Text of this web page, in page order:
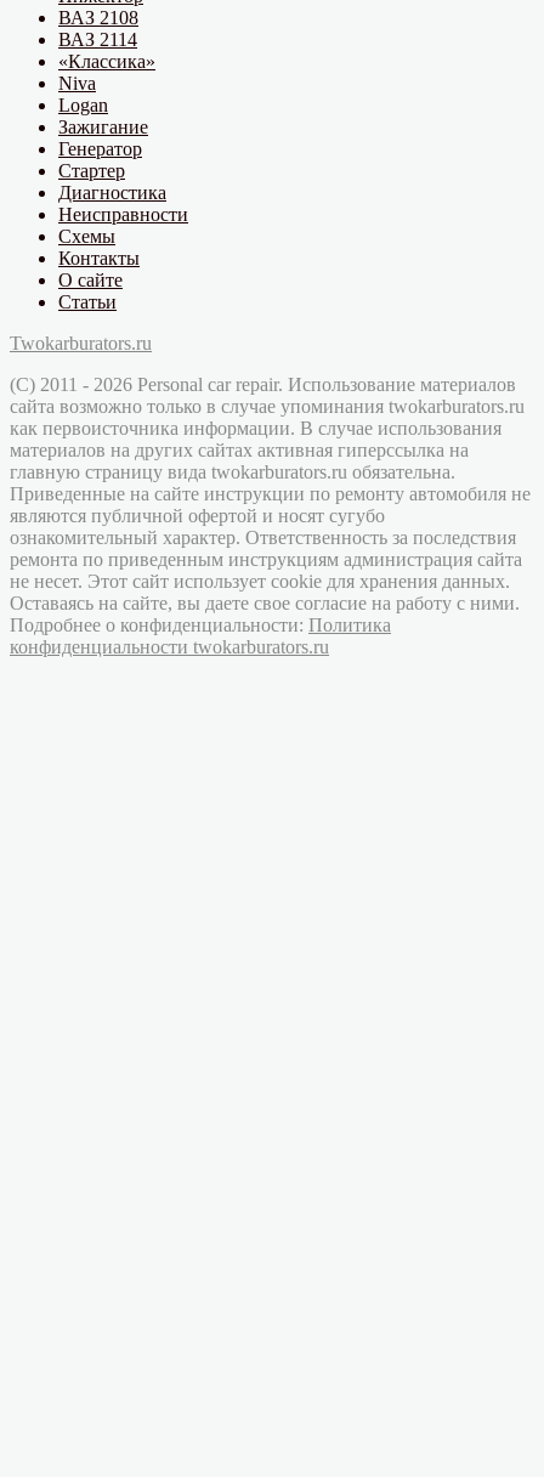
ВАЗ 2108
ВАЗ 2114
«Классика»
Niva
Logan
Зажигание
Генератор
Стартер
Диагностика
Неисправности
Схемы
Контакты
О сайте
Статьи
Twokarburators.ru
(C) 2011 - 2026 Personal car repair. Использование материалов
сайта возможно только в случае упоминания twokarburators.ru
как первоисточника информации. В случае использования
материалов на других сайтах активная гиперссылка на
главную страницу вида twokarburators.ru обязательна.
Приведенные на сайте инструкции по ремонту автомобиля не
являются публичной офертой и носят сугубо
ознакомительный характер. Ответственность за последствия
ремонта по приведенным инструкциям администрация сайта
не несет. Этот сайт использует cookie для хранения данных.
Оставаясь на сайте, вы даете свое согласие на работу с ними.
Подробнее о конфиденциальности: Политика
конфиденциальности twokarburators.ru